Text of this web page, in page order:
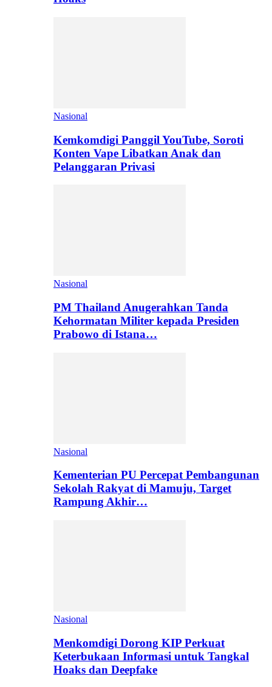
Nasional
Kemkomdigi Panggil YouTube, Soroti
Konten Vape Libatkan Anak dan
Pelanggaran Privasi
Nasional
PM Thailand Anugerahkan Tanda
Kehormatan Militer kepada Presiden
Prabowo di Istana…
Nasional
Kementerian PU Percepat Pembangunan
Sekolah Rakyat di Mamuju, Target
Rampung Akhir…
Nasional
Menkomdigi Dorong KIP Perkuat
Keterbukaan Informasi untuk Tangkal
Hoaks dan Deepfake